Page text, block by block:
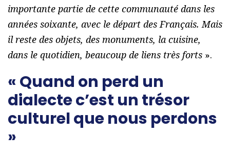
importante partie de cette communauté dans les
années soixante, avec le départ des Français. Mais
il reste des objets, des monuments, la cuisine,
dans le quotidien, beaucoup de liens très forts ».
« Quand on perd un
dialecte c’est un trésor
culturel que nous perdons
»